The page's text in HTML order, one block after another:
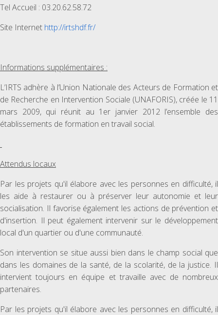
Tel Accueil : 03.20.62.58.72
Site Internet http://irtshdf.fr/
Informations supplémentaires :
L’IRTS adhère à l’Union Nationale des Acteurs de Formation et
de Recherche en Intervention Sociale (UNAFORIS), créée le 11
mars 2009, qui réunit au 1er janvier 2012 l’ensemble des
établissements de formation en travail social.
Attendus locaux
Par les projets qu'il élabore avec les personnes en difficulté, il
les aide à restaurer ou à préserver leur autonomie et leur
socialisation. Il favorise également les actions de prévention et
d'insertion. Il peut également intervenir sur le développement
local d'un quartier ou d'une communauté.
Son intervention se situe aussi bien dans le champ social que
dans les domaines de la santé, de la scolarité, de la justice. Il
intervient toujours en équipe et travaille avec de nombreux
partenaires.
Par les projets qu'il élabore avec les personnes en difficulté, il